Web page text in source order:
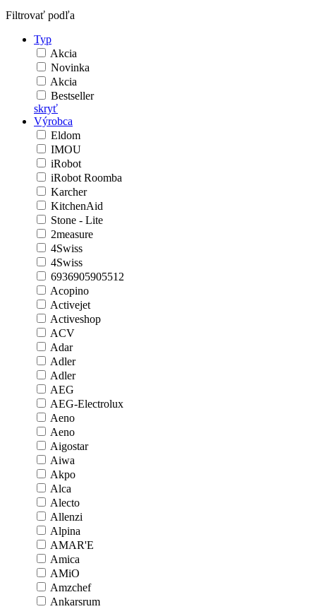
Filtrovať podľa
Typ
Akcia
Novinka
Akcia
Bestseller
skryť
Výrobca
Eldom
IMOU
iRobot
iRobot Roomba
Karcher
KitchenAid
Stone - Lite
2measure
4Swiss
4Swiss
6936905905512
Acopino
Activejet
Activeshop
ACV
Adar
Adler
Adler
AEG
AEG-Electrolux
Aeno
Aeno
Aigostar
Aiwa
Akpo
Alca
Alecto
Allenzi
Alpina
AMAR'E
Amica
AMiO
Amzchef
Ankarsrum